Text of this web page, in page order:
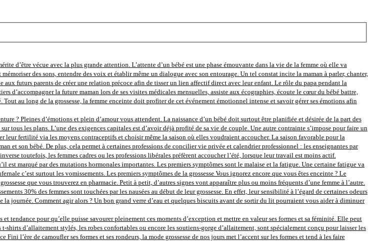
d’être vécue avec la plus grande attention. L’attente d’un bébé est une phase émouvante dans la vie de la femme où elle va
des sons, entendre des voix et établir même un dialogue avec son entourage. Un tel constat incite la maman à parler, chanter,
futurs parents de créer une relation précoce afin de tisser un lien affectif direct avec leur enfant. Le rôle du papa pendant la
d’accompagner la future maman lors de ses visites médicales mensuelles, assiste aux écographies, écoute le cœur du bébé battre,
au long de la grossesse, la femme enceinte doit profiter de cet événement émotionnel intense et savoir gérer ses émotions afin
? Pleines d’émotions et plein d’amour vous attendent. La naissance d’un bébé doit surtout être planifiée et désirée de la part des
tous les plans. L’une des exigences capitales est d’avoir déjà profité de sa vie de couple. Une autre contrainte s’impose pour faire un
leur fertilité via les moyens contraceptifs et choisir même la saison où elles voudraient accoucher. La saison favorable pour la
et son bébé. De plus, cela permet à certaines professions de concilier vie privée et calendrier professionnel : les enseignantes par
toutefois, les femmes cadres ou les professions libérales préfèrent accoucher l’été, lorsque leur travail est moins actif.
est marqué par des mutations hormonales importantes. Les premiers symptômes sont le malaise et la fatigue. Une certaine fatigue va
c’est surtout les vomissements. Les premiers symptômes de la grossesse Vous ignorez encore que vous êtes enceinte ? Le
que vous trouverez en pharmacie. Petit à petit, d’autres signes vont apparaître plus ou moins fréquents d’une femme à l’autre.
30% des femmes sont touchées par les nausées au début de leur grossesse. En effet, leur sensibilité à l’égard de certaines odeurs
journée. Comment agir alors ? Un bon grand verre d’eau et quelques biscuits avant de sortir du lit pourraient vous aider à diminuer
tendance pour qu’elle puisse savourer pleinement ces moments d’exception et mettre en valeur ses formes et sa féminité. Elle peut
d’allaitement stylés, les robes confortables ou encore les soutiens-gorge d’allaitement, sont spécialement conçu pour laisser les
l’ère de camoufler ses formes et ses rondeurs, la mode grossesse de nos jours met l’accent sur les formes et tend à les faire